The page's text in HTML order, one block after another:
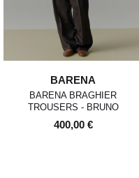
BARENA
BARENA BRAGHIER
TROUSERS - BRUNO
400,00 €